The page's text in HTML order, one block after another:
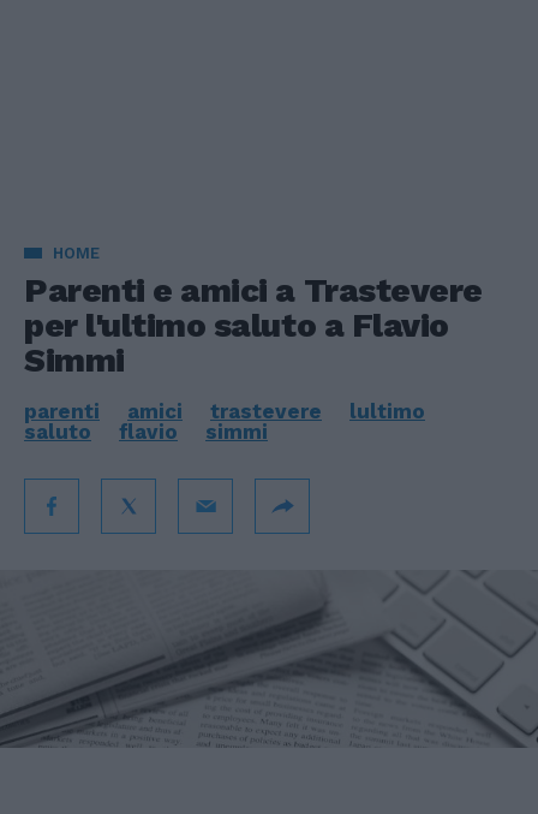
HOME
Parenti e amici a Trastevere
per l'ultimo saluto a Flavio
Simmi
parenti amici trastevere
lultimo
saluto
flavio simmi